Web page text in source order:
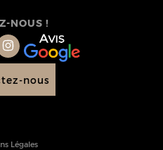
NOUS !
nous
Légales